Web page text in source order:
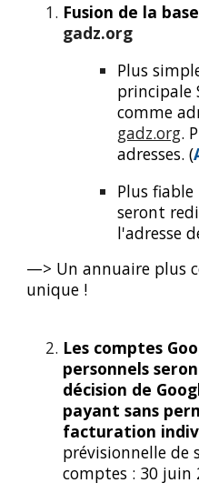
Fusion de la
gadz.org
Plus
principale
comme
gadz.org.
adresses. (
Plus fiable
seront
l'adresse
—> Un annuaire plus
unique !
Les comptes
personnels
décision de
payant sans
facturation
prévisionnelle de
comptes : 30 juin